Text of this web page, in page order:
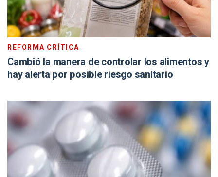
REFORMA CRÍTICA
Cambió la manera de controlar los alimentos y
hay alerta por posible riesgo sanitario